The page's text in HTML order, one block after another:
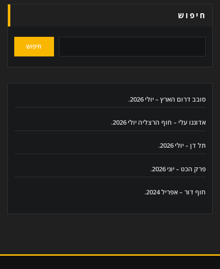
חיפוש
חיפוש
סובב דרום הארץ – יולי 2026.
אדוננו עלי – חוף הרצליה יולי 2026.
תל דן – יולי 2026.
פרק הכט – יוני 2026.
חוף דור – אפריל 2024.